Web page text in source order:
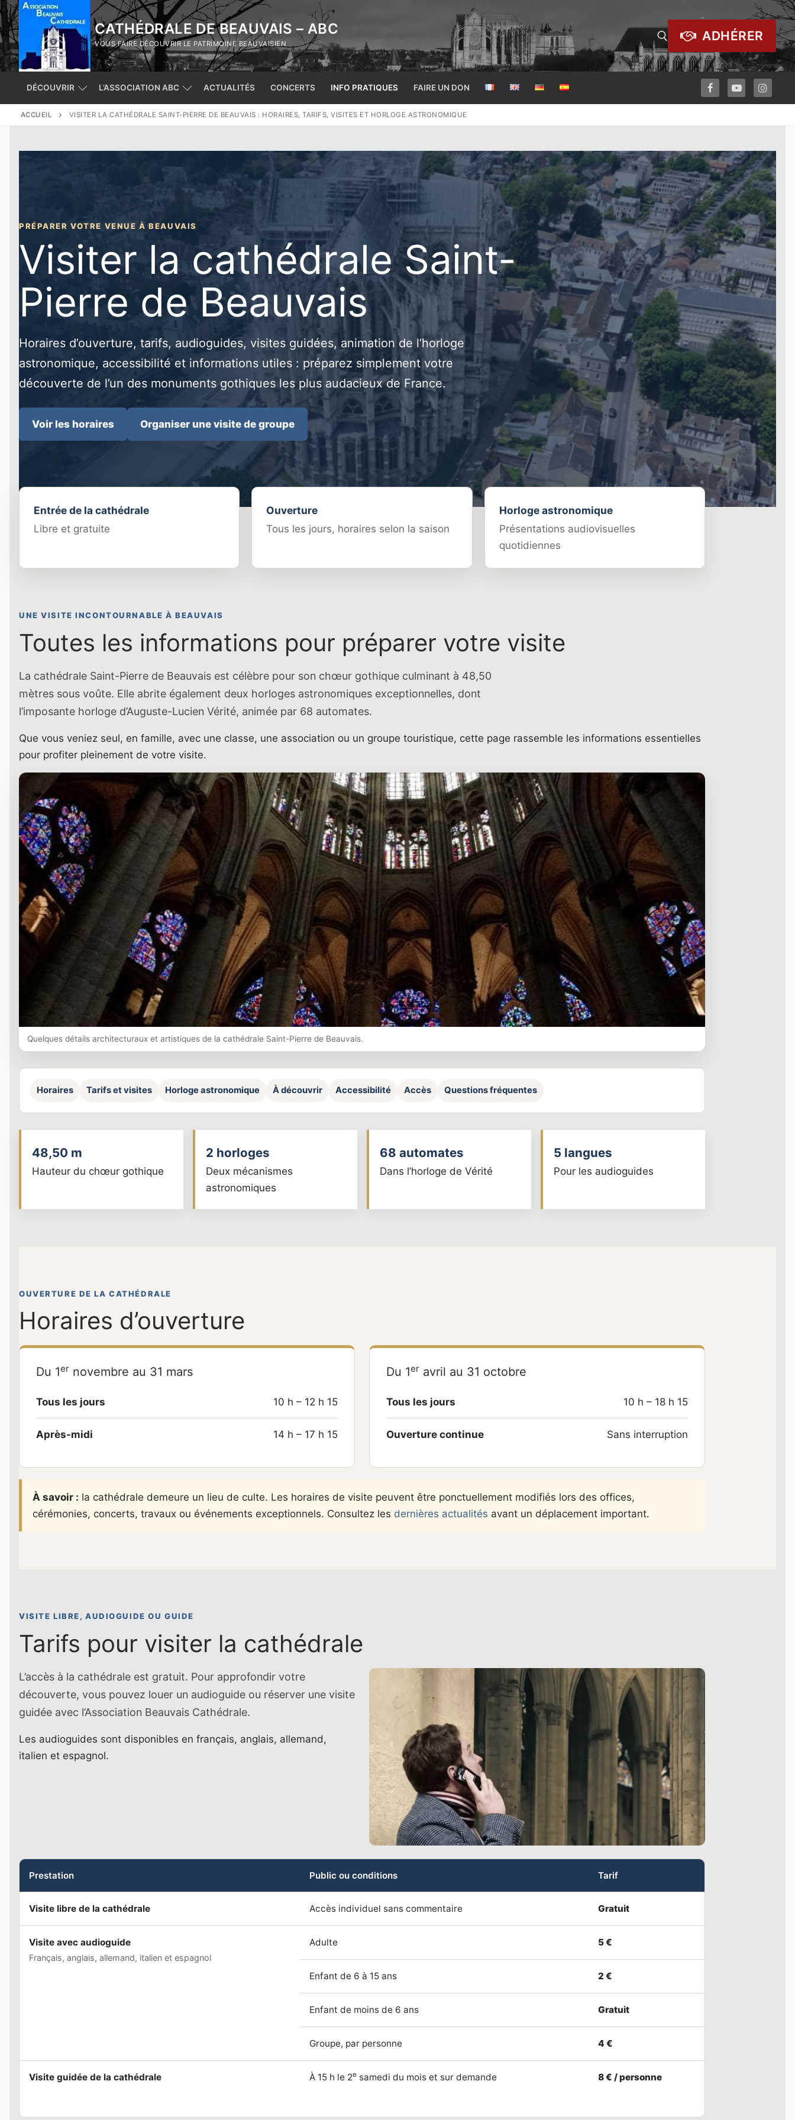
Aller
au
contenu
CATHÉDRALE DE BEAUVAIS – ABC
VOUS FAIRE DÉCOUVRIR LE PATRIMOINE BEAUVAISIEN
ADHÉRER
DÉCOUVRIR L’ASSOCIATION ABC ACTUALITÉS CONCERTS INFO PRATIQUES FAIRE UN DON
ACCUEIL VISITER LA CATHÉDRALE SAINT-PIERRE DE BEAUVAIS : HORAIRES, TARIFS, VISITES ET HORLOGE ASTRONOMIQUE
PRÉPARER VOTRE VENUE À BEAUVAIS
Visiter la cathédrale Saint-
Pierre de Beauvais
Horaires d’ouverture, tarifs, audioguides, visites guidées, animation de l’horloge
astronomique, accessibilité et informations utiles : préparez simplement votre
découverte de l’un des monuments gothiques les plus audacieux de France.
Voir les horaires Organiser une visite de groupe
Entrée de la cathédrale
Libre et gratuite
Ouverture
Tous les jours, horaires selon la saison
Horloge astronomique
Présentations audiovisuelles
quotidiennes
UNE VISITE INCONTOURNABLE À BEAUVAIS
Toutes les informations pour préparer votre visite
La cathédrale Saint-Pierre de Beauvais est célèbre pour son chœur gothique culminant à 48,50
mètres sous voûte. Elle abrite également deux horloges astronomiques exceptionnelles, dont
l’imposante horloge d’Auguste-Lucien Vérité, animée par 68 automates.
Que vous veniez seul, en famille, avec une classe, une association ou un groupe touristique, cette page rassemble les informations essentielles
pour profiter pleinement de votre visite.
Quelques détails architecturaux et artistiques de la cathédrale Saint-Pierre de Beauvais.
Horaires Tarifs et visites Horloge astronomique À découvrir Accessibilité Accès Questions fréquentes
48,50 m
Hauteur du chœur gothique
2 horloges
Deux mécanismes
astronomiques
68 automates
Dans l’horloge de Vérité
5 langues
Pour les audioguides
OUVERTURE DE LA CATHÉDRALE
Horaires d’ouverture
Du 1er novembre au 31 mars
Tous les jours 10 h – 12 h 15
Après-midi 14 h – 17 h 15
Du 1er avril au 31 octobre
Tous les jours 10 h – 18 h 15
Ouverture continue Sans interruption
À savoir : la cathédrale demeure un lieu de culte. Les horaires de visite peuvent être ponctuellement modifiés lors des offices,
cérémonies, concerts, travaux ou événements exceptionnels. Consultez les dernières actualités avant un déplacement important.
VISITE LIBRE, AUDIOGUIDE OU GUIDE
Tarifs pour visiter la cathédrale
L’accès à la cathédrale est gratuit. Pour approfondir votre
découverte, vous pouvez louer un audioguide ou réserver une visite
guidée avec l’Association Beauvais Cathédrale.
Les audioguides sont disponibles en français, anglais, allemand,
italien et espagnol.
Prestation Public ou conditions Tarif
Visite libre de la cathédrale Accès individuel sans commentaire Gratuit
Visite avec audioguide
Français, anglais, allemand, italien et espagnol
Adulte 5 €
Enfant de 6 à 15 ans 2 €
Enfant de moins de 6 ans Gratuit
Groupe, par personne 4 €
Visite guidée de la cathédrale À 15 h le 2e samedi du mois et sur demande 8 € / personne